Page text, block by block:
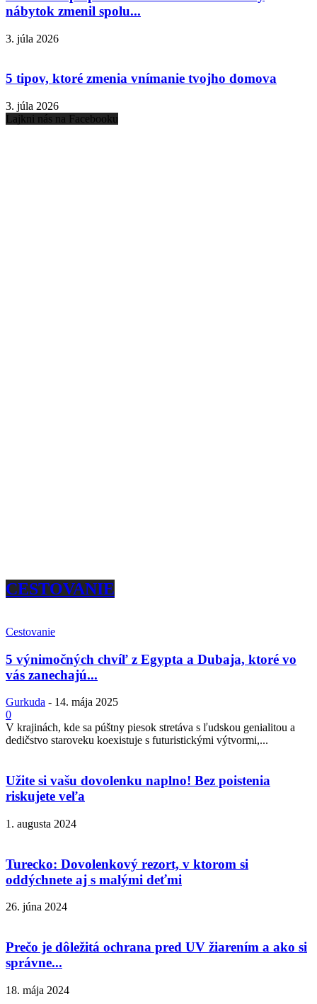
nábytok zmenil spolu...
3. júla 2026
5 tipov, ktoré zmenia vnímanie tvojho domova
3. júla 2026
Lajkni nás na Facebooku
CESTOVANIE
Cestovanie
5 výnimočných chvíľ z Egypta a Dubaja, ktoré vo
vás zanechajú...
Gurkuda - 14. mája 2025
0
V krajinách, kde sa púštny piesok stretáva s ľudskou genialitou a
dedičstvo staroveku koexistuje s futuristickými výtvormi,...
Užite si vašu dovolenku naplno! Bez poistenia
riskujete veľa
1. augusta 2024
Turecko: Dovolenkový rezort, v ktorom si
oddýchnete aj s malými deťmi
26. júna 2024
Prečo je dôležitá ochrana pred UV žiarením a ako si
správne...
18. mája 2024